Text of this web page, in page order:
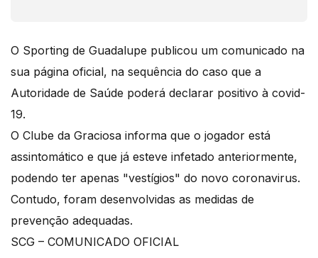
O Sporting de Guadalupe publicou um comunicado na
sua página oficial, na sequência do caso que a
Autoridade de Saúde poderá declarar positivo à covid-
19.
O Clube da Graciosa informa que o jogador está
assintomático e que já esteve infetado anteriormente,
podendo ter apenas "vestígios" do novo coronavirus.
Contudo, foram desenvolvidas as medidas de
prevenção adequadas.
SCG – COMUNICADO OFICIAL